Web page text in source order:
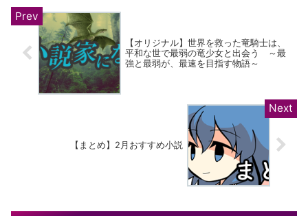
【オリジナル】世界を救った竜騎士は、
平和な世で最弱の竜少女と出会う ～最
強と最弱が、最速を目指す物語～
【まとめ】2月おすすめ小説